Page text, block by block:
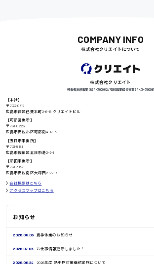
高知県
鳥取県
日給8000円〜
COMPANY INFO
株式会社クリエイトについて
株式会社クリエイト
労働者派遣事業 派34-300062 / 有料職業紹介事業 34-ユ-300091
【本社】
〒733-0812
広島市西区己斐本町2-6-18 クリエイトビル
【可部営業所】
〒731-0223
広島市安佐北区可部南4-17-5
【五日市事業所】
〒731-5161
広島市佐伯区五日市港2-2-1
【沼田事業所】
〒731-3167
広島市安佐南区大塚西2-22-7
会社概要はこちら
アクセスマップはこちら
お知らせ
2026.08.03 夏季休業のお知らせ
2026.07.06 お仕事情報更新しました！
2026.06.24 2026年度 熱中症対策継続実施について